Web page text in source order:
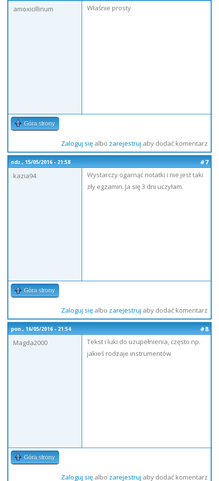
amoxicillinum
Właśnie prosty
Góra strony
Zaloguj sięalbo zarejestruj aby dodać komentarz
ndz., 15/05/2016 - 21:58
#7
kazia94
Wystarczy ogarnąć notatki i nie jest taki
zły egzamin. Ja się 3 dni uczyłam.
Góra strony
Zaloguj sięalbo zarejestruj aby dodać komentarz
pon., 16/05/2016 - 21:54
#8
Magda2000
Tekst i luki do uzupełnienia, często np.
jakieś rodzaje instrumentów
Góra strony
Zaloguj sięalbo zarejestruj aby dodać komentarz